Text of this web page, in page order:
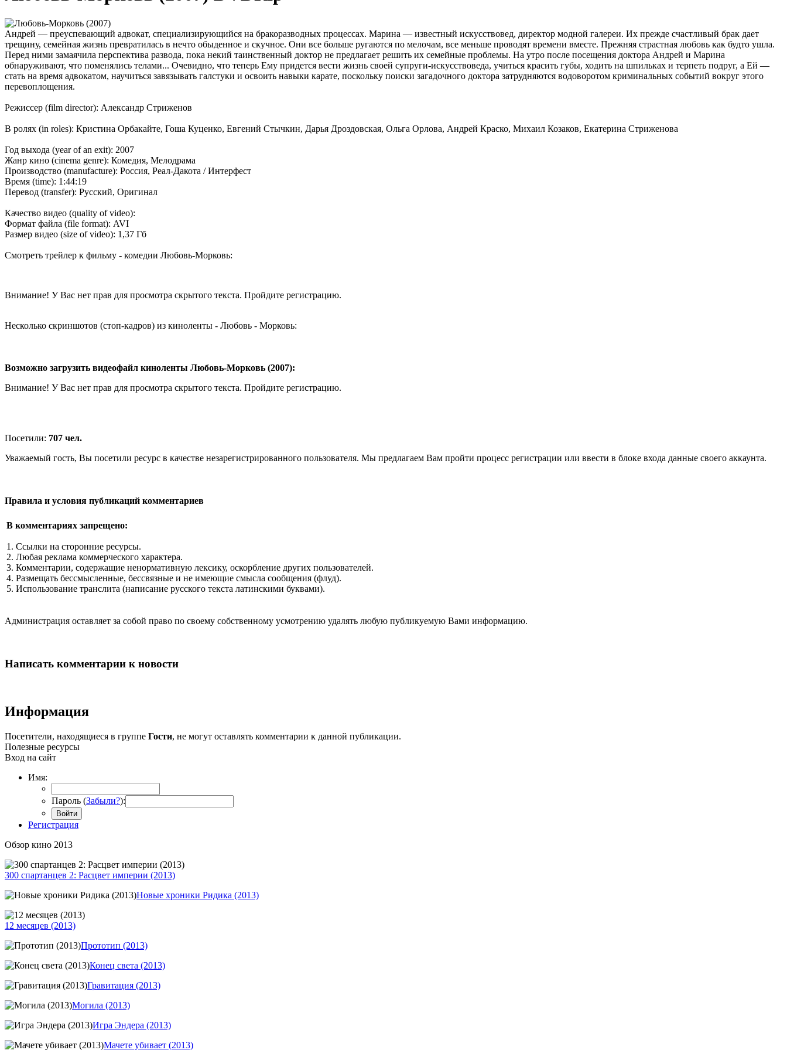
Андрей — преуспевающий адвокат, специализирующийся на бракоразводных процессах. Марина — известный искусствовед, директор модной галереи. Их прежде счастливый брак дает
трещину, семейная жизнь превратилась в нечто обыденное и скучное. Они все больше ругаются по мелочам, все меньше проводят времени вместе. Прежняя страстная любовь как будто ушла.
Перед ними замаячила перспектива развода, пока некий таинственный доктор не предлагает решить их семейные проблемы. На утро после посещения доктора Андрей и Марина
обнаруживают, что поменялись телами... Очевидно, что теперь Ему придется вести жизнь своей супруги-искусствоведа, учиться красить губы, ходить на шпильках и терпеть подруг, а Ей —
стать на время адвокатом, научиться завязывать галстуки и освоить навыки карате, поскольку поиски загадочного доктора затрудняются водоворотом криминальных событий вокруг этого
перевоплощения.
Режиссер (film director): Александр Стриженов
В ролях (in roles): Кристина Орбакайте, Гоша Куценко, Евгений Стычкин, Дарья Дроздовская, Ольга Орлова, Андрей Краско, Михаил Козаков, Екатерина Стриженова
Год выхода (year of an exit): 2007
Жанр кино (cinema genre): Комедия, Мелодрама
Производство (manufacture): Россия, Реал-Дакота / Интерфест
Время (time): 1:44:19
Перевод (transfer): Русский, Оригинал
Качество видео (quality of video):
Формат файла (file format): AVI
Размер видео (size of video): 1,37 Гб
Смотреть трейлер к фильму - комедии Любовь-Морковь:
Внимание! У Вас нет прав для просмотра скрытого текста. Пройдите регистрацию.
Несколько скриншотов (стоп-кадров) из киноленты - Любовь - Морковь:
Возможно загрузить видеофайл киноленты Любовь-Морковь (2007):
Внимание! У Вас нет прав для просмотра скрытого текста. Пройдите регистрацию.
Посетили: 707 чел.
Уважаемый гость, Вы посетили ресурс в качестве незарегистрированного пользователя. Мы предлагаем Вам пройти процесс регистрации или ввести в блоке входа данные своего аккаунта.
Правила и условия публикаций комментариев
В комментариях запрещено:
1. Ссылки на сторонние ресурсы.
2. Любая реклама коммерческого характера.
3. Комментарии, содержащие ненормативную лексику, оскорбление других пользователей.
4. Размещать бессмысленные, бессвязные и не имеющие смысла сообщения (флуд).
5. Использование транслита (написание русского текста латинскими буквами).
Администрация оставляет за собой право по своему собственному усмотрению удалять любую публикуемую Вами информацию.
Написать комментарии к новости
Информация
Посетители, находящиеся в группе Гости, не могут оставлять комментарии к данной публикации.
Полезные ресурсы
Вход на сайт
Имя:
Пароль (Забыли?):
Войти
Регистрация
Обзор кино 2013
300 спартанцев 2: Расцвет империи (2013)
Новые хроники Ридика (2013)
12 месяцев (2013)
Прототип (2013)
Конец света (2013)
Гравитация (2013)
Могила (2013)
Игра Эндера (2013)
Мачете убивает (2013)